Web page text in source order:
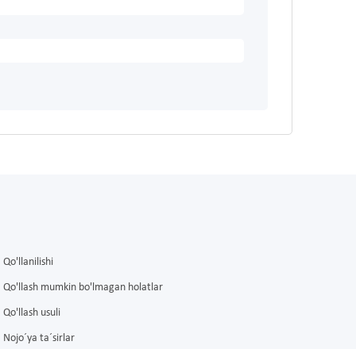
Qo'llanilishi
Qo'llash mumkin bo'lmagan holatlar
Qo'llash usuli
Nojo´ya ta´sirlar